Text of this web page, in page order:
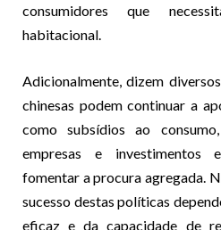
consumidores que
habitacional.
Adicionalmente, dizem
chinesas podem continuar a
como subsídios ao
empresas e investimentos
fomentar a procura agregada.
sucesso destas políticas
eficaz e da capacidade de